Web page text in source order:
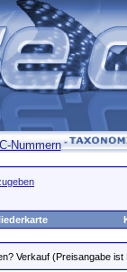
Verkauf (Preisangabe